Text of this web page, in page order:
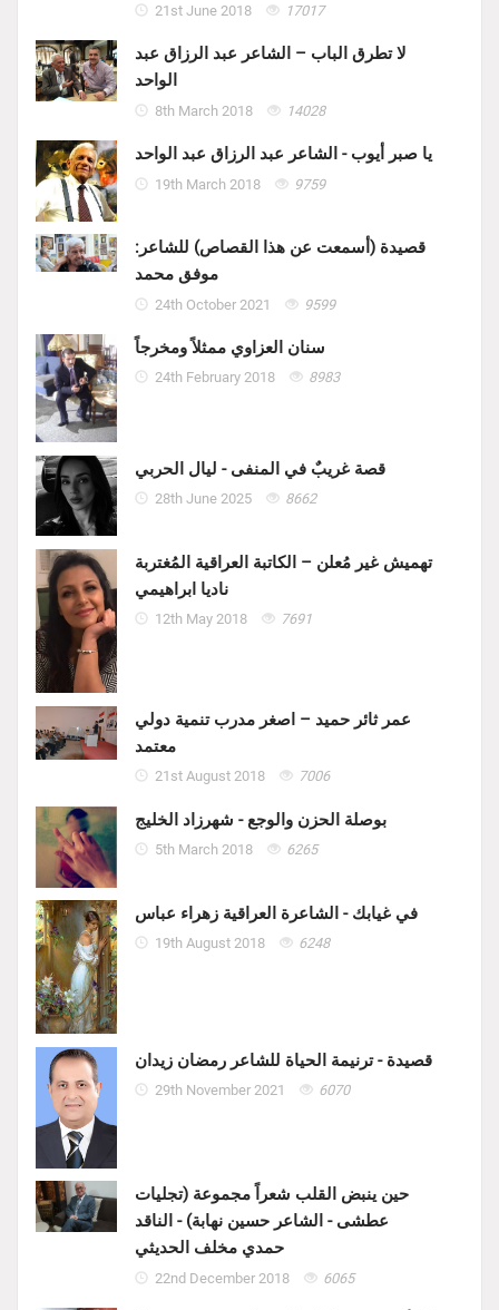
21st June 2018 17017
لا تطرق الباب – الشاعر عبد الرزاق عبد
الواحد
8th March 2018 14028
يا صبر أيوب - الشاعر عبد الرزاق عبد الواحد
19th March 2018 9759
قصيدة (أسمعت عن هذا القصاص) للشاعر:
موفق محمد
24th October 2021 9599
سنان العزاوي ممثلاً ومخرجاً
24th February 2018 8983
قصة غريبٌ في المنفى - ليال الحربي
28th June 2025 8662
تهميش غير مُعلن – الكاتبة العراقية المُغتربة
ناديا ابراهيمي
12th May 2018 7691
عمر ثائر حميد – اصغر مدرب تنمية دولي
معتمد
21st August 2018 7006
بوصلة الحزن والوجع - شهرزاد الخليج
5th March 2018 6265
في غيابك - الشاعرة العراقية زهراء عباس
19th August 2018 6248
قصيدة - ترنيمة الحياة للشاعر رمضان زيدان
29th November 2021 6070
حين ينبض القلب شعراً مجموعة (تجليات
عطشى - الشاعر حسين نهابة) - الناقد
حمدي مخلف الحديثي
22nd December 2018 6065